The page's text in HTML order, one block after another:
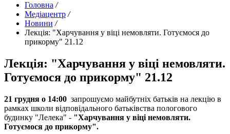
Головна /
Медіацентр /
Новини /
Лекція: "Харчування у віці немовляти. Готуємося до
прикорму" 21.12
Лекція: "Харчування у віці немовляти.
Готуємося до прикорму" 21.12
21 грудня о 14:00 запрошуємо майбутніх батьків на лекцію в
рамках школи відповідального батьківства пологового
будинку "Лелека" - "Харчування у віці немовляти.
Готуємося до прикорму".